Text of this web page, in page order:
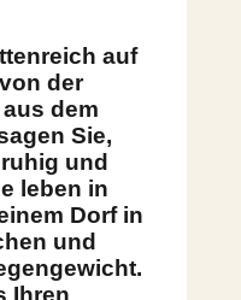
auf
der
dem
Sie,
und
leben in
Dorf in
und
Ihren